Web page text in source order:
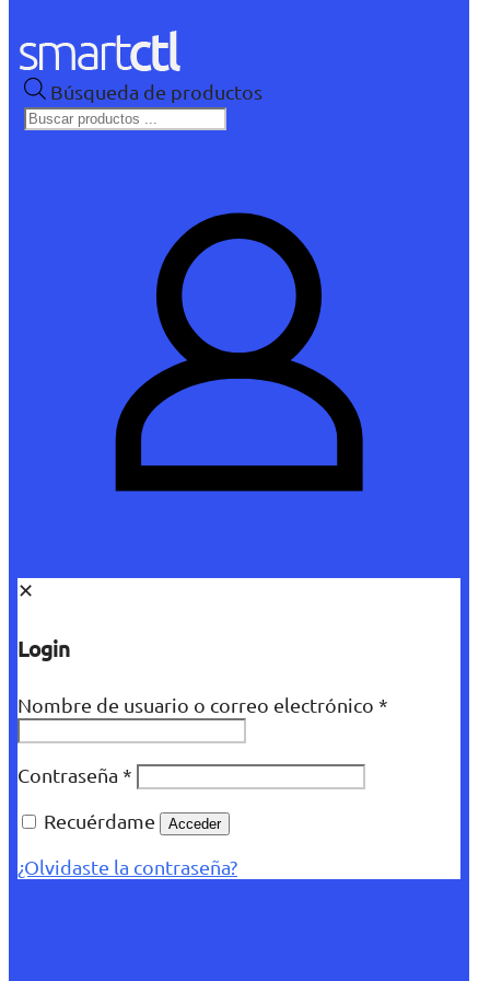
Búsqueda de productos
✕
Login
Nombre de usuario o correo electrónico *
Contraseña *
Recuérdame
Acceder
¿Olvidaste la contraseña?